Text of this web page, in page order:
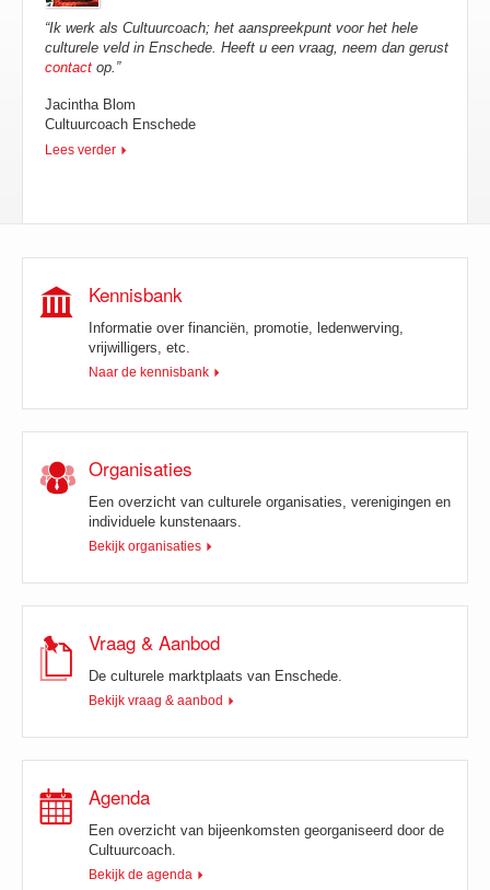
Ik werk als Cultuurcoach; het aanspreekpunt voor het hele
culturele veld in Enschede. Heeft u een vraag, neem dan gerust
contact op.
Jacintha Blom
Cultuurcoach Enschede
Lees verder
Kennisbank
Informatie over financiën, promotie, ledenwerving,
vrijwilligers, etc.
Naar de kennisbank
Organisaties
Een overzicht van culturele organisaties, verenigingen en
individuele kunstenaars.
Bekijk organisaties
Vraag & Aanbod
De culturele marktplaats van Enschede.
Bekijk vraag & aanbod
Agenda
Een overzicht van bijeenkomsten georganiseerd door de
Cultuurcoach.
Bekijk de agenda